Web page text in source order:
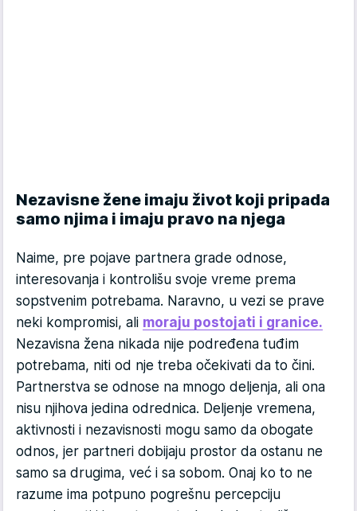
Nezavisne žene imaju život koji pripada
samo njima i imaju pravo na njega
Naime, pre pojave partnera grade odnose,
interesovanja i kontrolišu svoje vreme prema
sopstvenim potrebama. Naravno, u vezi se prave
neki kompromisi, ali moraju postojati i granice.
Nezavisna žena nikada nije podređena tuđim
potrebama, niti od nje treba očekivati da to čini.
Partnerstva se odnose na mnogo deljenja, ali ona
nisu njihova jedina odrednica. Deljenje vremena,
aktivnosti i nezavisnosti mogu samo da obogate
odnos, jer partneri dobijaju prostor da ostanu ne
samo sa drugima, već i sa sobom. Onaj ko to ne
razume ima potpuno pogrešnu percepciju